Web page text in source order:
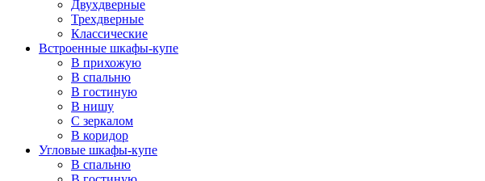
Двухдверные
Трехдверные
Классические
Встроенные шкафы-купе
В прихожую
В спальню
В гостиную
В нишу
С зеркалом
В коридор
Угловые шкафы-купе
В спальню